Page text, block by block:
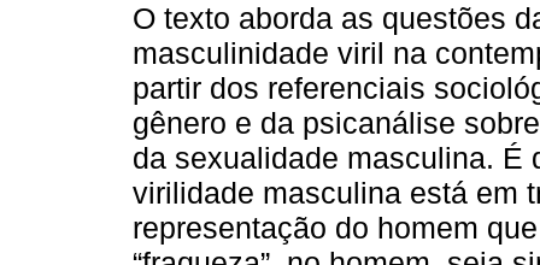
O texto aborda as questões
masculinidade viril na
partir dos referenciais
gênero e da psicanálise
da sexualidade masculina. É
virilidade masculina está em
representação do homem